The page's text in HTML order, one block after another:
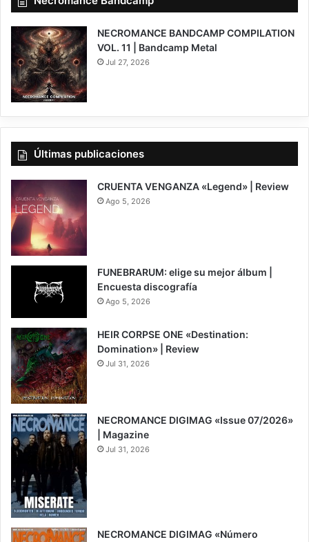
NECROMANCE BANDCAMP COMPILATION
VOL. 11 | Bandcamp Metal
Jul 27, 2026
Últimas publicaciones
7
CRUENTA VENGANZA «Legend» | Review
Ago 5, 2026
FUNEBRARUM: elige su mejor álbum |
Encuesta discografía
Ago 5, 2026
8
HEIR CORPSE ONE «Destination:
Domination» | Review
Jul 31, 2026
NECROMANCE DIGIMAG «Issue 07/2026»
| Magazine
Jul 31, 2026
NECROMANCE DIGIMAG «Número